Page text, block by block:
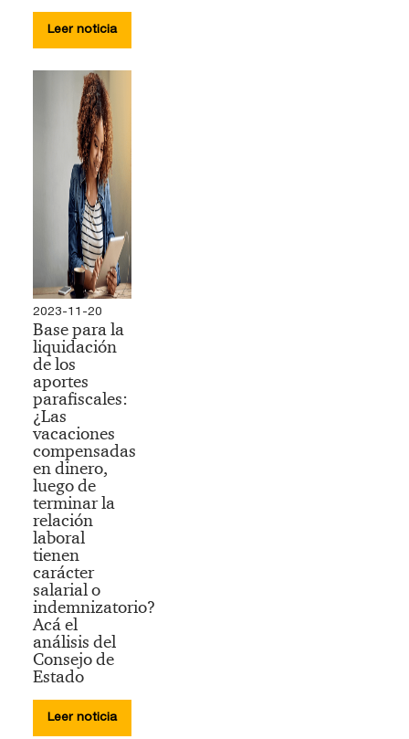
Leer noticia
2023-11-20
Base para la
liquidación
de los
aportes
parafiscales:
¿Las
vacaciones
compensadas
en dinero,
luego de
terminar la
relación
laboral
tienen
carácter
salarial o
indemnizatorio?
Acá el
análisis del
Consejo de
Estado
Leer noticia